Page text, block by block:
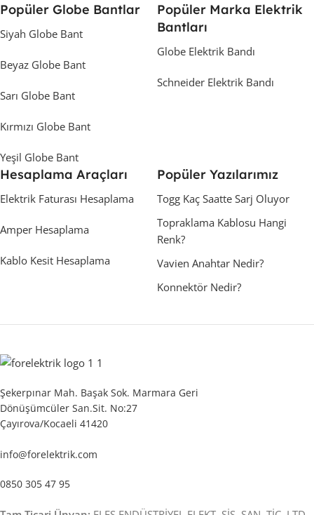
Popüler Globe Bantlar
Siyah Globe Bant
Beyaz Globe Bant
Sarı Globe Bant
Kırmızı Globe Bant
Yeşil Globe Bant
Popüler Marka Elektrik
Bantları
Globe Elektrik Bandı
Schneider Elektrik Bandı
Hesaplama Araçları
Elektrik Faturası Hesaplama
Amper Hesaplama
Kablo Kesit Hesaplama
Popüler Yazılarımız
Togg Kaç Saatte Sarj Oluyor
Topraklama Kablosu Hangi
Renk?
Vavien Anahtar Nedir?
Konnektör Nedir?
Şekerpınar Mah. Başak Sok. Marmara Geri
Dönüşümcüler San.Sit. No:27
Çayırova/Kocaeli 41420
info@forelektrik.com
0850 305 47 95